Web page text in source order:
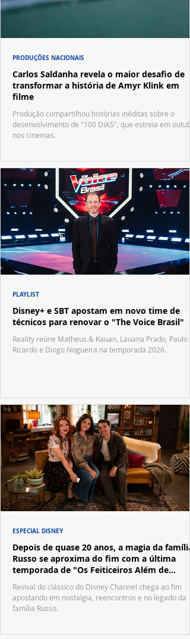
Carlos Saldanha revela o maior desafio de
transformar a história de Amyr Klink em
filme
Produção compartilhou histórias inéditas sobre o
desenvolvimento de "100 DIAS", que estreia em
nos cinemas.
PRODUÇÕES NACIONAIS
Disney+ e SBT apostam em novo time de
técnicos para renovar o "The Voice Brasil"
Reality reúne Matheus & Kauan, Lauana Prado, Paulo
Ricardo e Diogo Nogueira na temporada 2026.
PLAYLIST
Depois de quase 20 anos, a magia da família
Russo se aproxima do fim com a última
temporada de "Os Feiticeiros Além de
Waverly Place"
Revival do clássico do Disney Channel chega ao fim
apostando em nostalgia, reencontros e no legado da
família Russo.
ESPECIAL DISNEY